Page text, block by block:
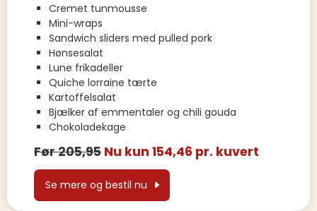
Cremet tunmousse
Mini-wraps
Sandwich sliders med pulled pork
Hønsesalat
Lune frikadeller
Quiche lorraine tærte
Kartoffelsalat
Bjælker af emmentaler og chili gouda
Chokoladekage
Før 205,95 Nu kun 154,46 pr. kuvert
Se mere og bestil nu